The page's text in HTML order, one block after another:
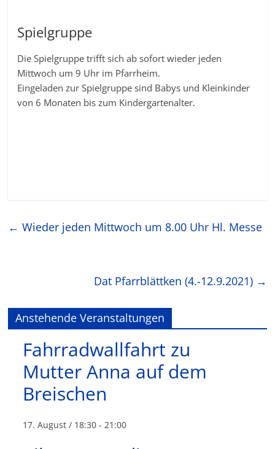
Spielgruppe
Die Spielgruppe trifft sich ab sofort wieder jeden
Mittwoch um 9 Uhr im Pfarrheim.
Eingeladen zur Spielgruppe sind Babys und Kleinkinder
von 6 Monaten bis zum Kindergartenalter.
← Wieder jeden Mittwoch um 8.00 Uhr Hl. Messe
Dat Pfarrblättken (4.-12.9.2021) →
Anstehende Veranstaltungen
Fahrradwallfahrt zu
Mutter Anna auf dem
Breischen
17. August / 18:30 - 21:00